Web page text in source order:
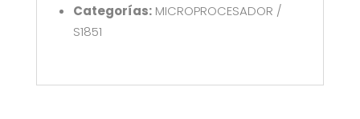
Categorías:MICROPROCESADOR /
S1851